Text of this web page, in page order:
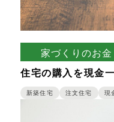
家づくりのお金
住宅の購入を現金
ットについて解説
新築住宅 注文住宅 現